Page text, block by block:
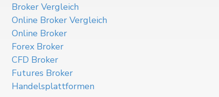
Broker Vergleich
Online Broker Vergleich
Online Broker
Forex Broker
CFD Broker
Futures Broker
Handelsplattformen